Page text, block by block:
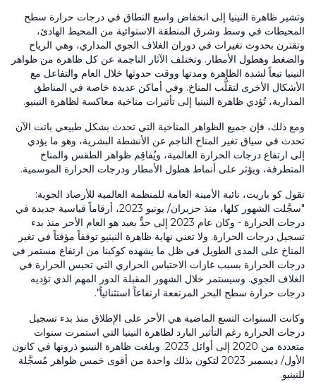
وتشير ظاهرة النينيا إلى انخفاض واسع النطاق في درجات حرارة سطح
المحيطات في وسط وشرق المنطقة الاستوائية من المحيط الهادئ،
وتقترن بحدوث تغيرات في دوران الغلاف الجوي المداري، وهي الرياح
والضغط وهطول الأمطار. وتختلف الآثار الناجمة عن كل ظاهرة من ظواهر
النينيا تبعاً لشدة الظاهرة ومدتها ووقت حدوثها خلال العام والتفاعل مع
الأشكال الأخرى لتقلُّب المناخ. وفي أماكن عديدة خاصة في المناطق
المدارية، تُؤدي ظاهرة النينيا إلى تأثيرات مناخية معاكسة لظاهرة النينيو.
ومع ذلك، فإن جميع الظواهر المناخية التي تحدث بشكل طبيعي باتت الآن
تحدث في سياق تغير المناخ الناجم عن الأنشطة البشرية، وهو ما يؤدي
إلى ارتفاع درجات الحرارة العالمية، ويُفاقِم ظواهر الطقس والمناخ
المتطرفة، ويؤثر على أنماط هطول الأمطار ودرجات الحرارة الموسمية.
تقول كو باريت، نائبة الأمينة العامة للمنظمة العالمية للأرصاد الجوية:
"سجَّلت الشهور كلها، منذ حزيران/ يونيو 2023، أرقاماً قياسية جديدة في
درجات الحرارة - وكان عام 2023 إلى حدٍّ بعيد هو العام الأحر منذ بدء
تسجيل درجات الحرارة. ولا تعني نهاية ظاهرة النينيو توقفاً مؤقتاً في تغير
المناخ على المدى الطويل في ظل ما يشهده كوكبنا من ارتفاع مستمر في
درجات الحرارة بسبب غازات الاحتباس الحراري التي تحبس الحرارة في
الغلاف الجوي. وسيستمر خلال الشهور المقبلة الدور المهم الذي تؤديه
درجات حرارة سطح البحر المرتفعة ارتفاعاً استثنائياً".
وكانت السنوات التسع الماضية هي الأحر على الإطلاق منذ بدء تسجيل
درجات الحرارة رغم التأثير البارد لظاهرة النينيا التي استمرت سنوات
متعددة من 2020 إلى أوائل 2023. وبلغت ظاهرة النينيو ذروتها في كانون
الأول/ ديسمبر 2023 لتكون بذلك واحدة من أقوى خمس ظواهر مُسجَّلة
للنينيو.